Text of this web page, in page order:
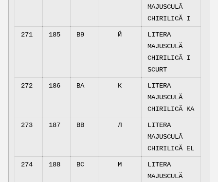
MAJUSCULĂ
CHIRILICĂ I
271 185 B9 Й
LITERA
MAJUSCULĂ
CHIRILICĂ I
SCURT
272 186 BA К
LITERA
MAJUSCULĂ
CHIRILICĂ KA
273 187 BB Л
LITERA
MAJUSCULĂ
CHIRILICĂ EL
274 188 BC М
LITERA
MAJUSCULĂ